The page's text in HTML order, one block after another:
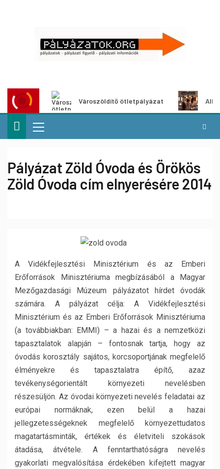
Városzöldítő ötletpályázat
Pályázat Zöld Óvoda és Örökös
Zöld Óvoda cím elnyerésére 2014
A Vidékfejlesztési Minisztérium és az Emberi
Erőforrások Minisztériuma megbízásából a Magyar
Mezőgazdasági Múzeum pályázatot hírdet óvodák
számára. A pályázat célja: A Vidékfejlesztési
Minisztérium és az Emberi Erőforrások Minisztériuma
(a továbbiakban: EMMI) – a hazai és a nemzetközi
tapasztalatok alapján – fontosnak tartja, hogy az
óvodás korosztály sajátos, korcsoportjának megfelelő
élményekre és tapasztalatra építő, azaz
tevékenységorientált környezeti nevelésben
részesüljön. Az óvodai környezeti nevelés feladatai az
európai normáknak, ezen belül a hazai
jellegzetességeknek megfelelő környezettudatos
magatartásminták, értékek és életviteli szokások
átadása, átvétele. A fenntarthatóságra nevelés
gyakorlati megvalósítása érdekében kifejtett magyar